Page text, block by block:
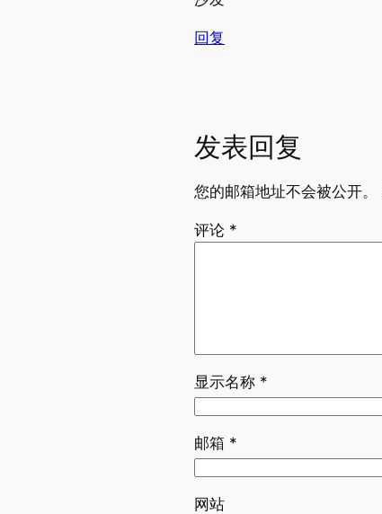
回复
发表回复
您的邮箱地址不会被公开。
评论 *
显示名称 *
邮箱 *
网站